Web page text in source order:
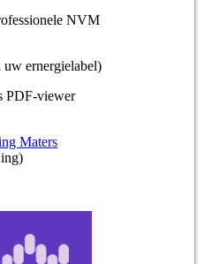
NVM
uw ernergielabel)
PDF-viewer
Maters